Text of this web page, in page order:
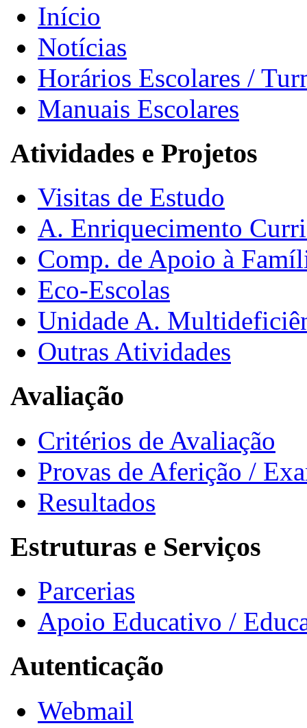
Início
Notícias
Horários Escolares /
Manuais Escolares
Atividades e Projetos
Visitas de Estudo
A. Enriquecimento
Comp. de Apoio à
Eco-Escolas
Unidade A.
Outras Atividades
Avaliação
Critérios de Avaliação
Provas de Aferição /
Resultados
Estruturas e Serviços
Parcerias
Apoio Educativo /
Autenticação
Webmail